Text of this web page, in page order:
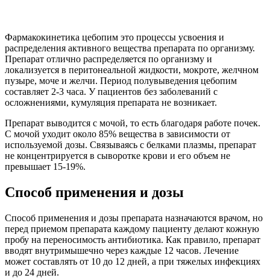
Фармакокинетика цебопим это процессы усвоения и
распределения активного вещества препарата по организму.
Препарат отлично распределяется по организму и
локализуется в перитонеальной жидкости, мокроте, желчном
пузыре, моче и желчи. Период полувыведения цебопим
составляет 2-3 часа. У пациентов без заболеваний с
осложнениями, кумуляция препарата не возникает.
Препарат выводится с мочой, то есть благодаря работе почек.
С мочой уходит около 85% вещества в зависимости от
используемой дозы. Связываясь с белками плазмы, препарат
не концентрируется в сыворотке крови и его объем не
превышает 15-19%.
Способ применения и дозы
Способ применения и дозы препарата назначаются врачом, но
перед приемом препарата каждому пациенту делают кожную
пробу на переносимость антибиотика. Как правило, препарат
вводят внутримышечно через каждые 12 часов. Лечение
может составлять от 10 до 12 дней, а при тяжелых инфекциях
и до 24 дней.